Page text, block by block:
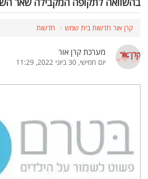
קרן אור חדשות בית שמש חדשות
מערכת קרן אור
יום חמישי, 30 ביוני 2022, 11:29